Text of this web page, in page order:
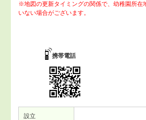
※地図の更新タイミングの関係で、幼稚園所在
いない場合がございます。
携帯電話
設立